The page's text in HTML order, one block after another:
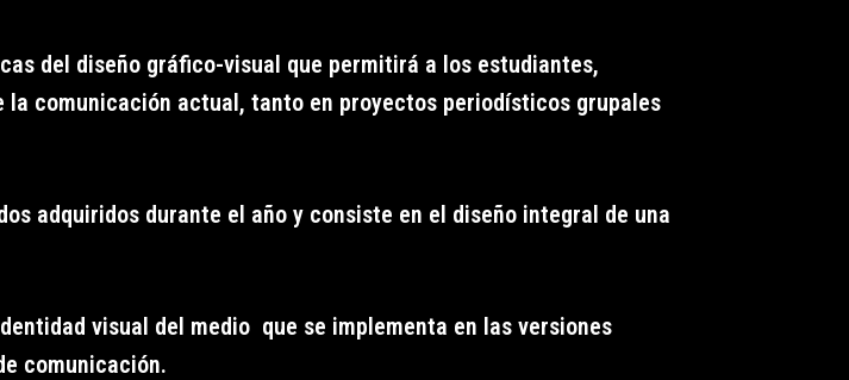
del diseño gráfico-visual que permitirá a los estudiantes,
comunicación actual, tanto en proyectos periodísticos grupales
adquiridos durante el año y consiste en el diseño integral de una
visual del medio que se implementa en las versiones
comunicación.